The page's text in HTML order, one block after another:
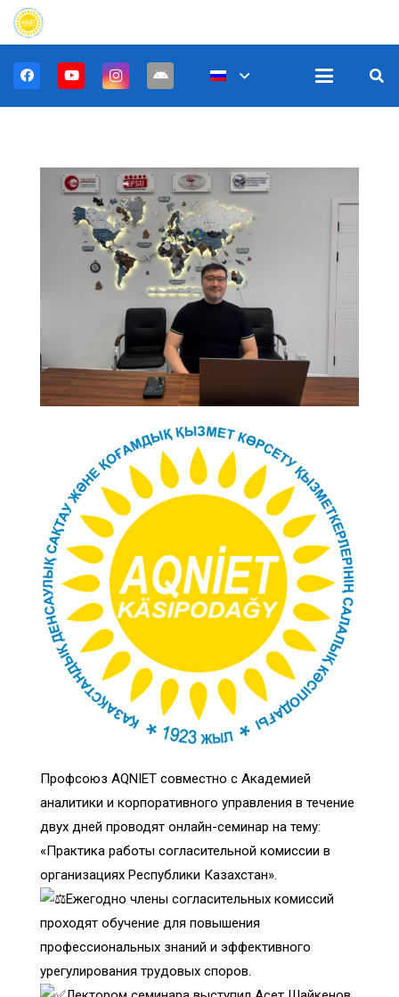
Профсоюз AQNIET совместно с Академией
аналитики и корпоративного управления в течение
двух дней проводят онлайн-семинар на тему:
«Практика работы согласительной комиссии в
организациях Республики Казахстан».
Ежегодно члены согласительных комиссий
проходят обучение для повышения
профессиональных знаний и эффективного
урегулирования трудовых споров.